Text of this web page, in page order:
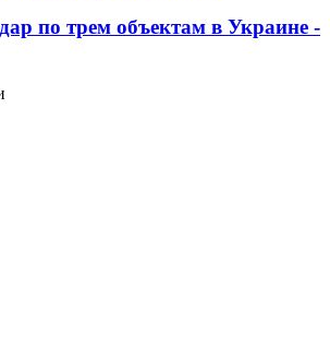
по трем объектам в Украине -